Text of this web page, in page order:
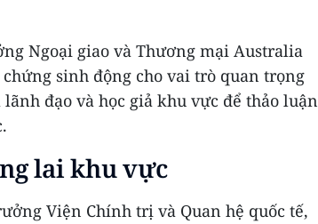
Ngoại giao và Thương mại Australia
sinh động cho vai trò quan trọng
đạo và học giả khu vực để thảo luận
lai khu vực
Viện Chính trị và Quan hệ quốc tế,